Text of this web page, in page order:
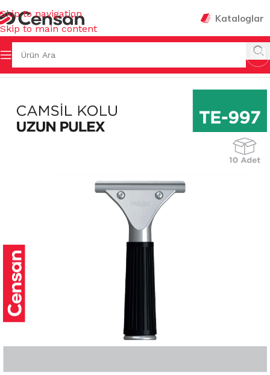
Skip to navigation
Skip to main content
Kataloglar
CAM TEMİZLEME GEREÇLERİ